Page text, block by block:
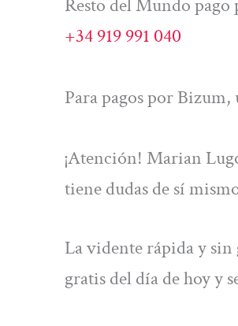
Resto del Mundo pago
+34 919 991 040
Para pagos por
¡Atención! Marian
tiene dudas de sí
La vidente rápida y
gratis del día de hoy y